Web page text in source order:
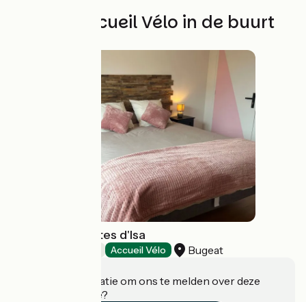
Andere Accueil Vélo in de buurt
Chambres d'hôtes d'Isa
Accueil Vélo Bugeat
Heeft u informatie om ons te melden over deze
accommodatie?